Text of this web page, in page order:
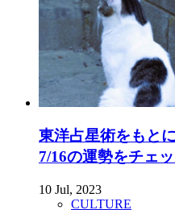
東洋占星術をもと
7/16の運勢をチェッ
10 Jul, 2023
CULTURE